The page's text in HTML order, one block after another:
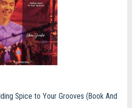
Spice to Your Grooves (Book And